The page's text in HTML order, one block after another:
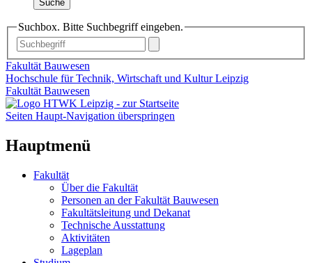
Suche
Suchbox. Bitte Suchbegriff eingeben.
Fakultät Bauwesen
Hochschule für Technik, Wirtschaft und Kultur Leipzig
Fakultät Bauwesen
Seiten Haupt-Navigation überspringen
Hauptmenü
Fakultät
Über die Fakultät
Personen an der Fakultät Bauwesen
Fakultätsleitung und Dekanat
Technische Ausstattung
Aktivitäten
Lageplan